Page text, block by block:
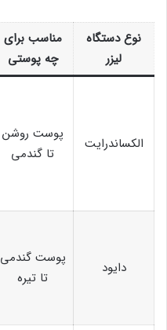
نوع دستگاه
لیزر
مناسب برای
چه پوستی
الکساندرایت
پوست روشن
تا گندمی
دایود
پوست گندمی
تا تیره